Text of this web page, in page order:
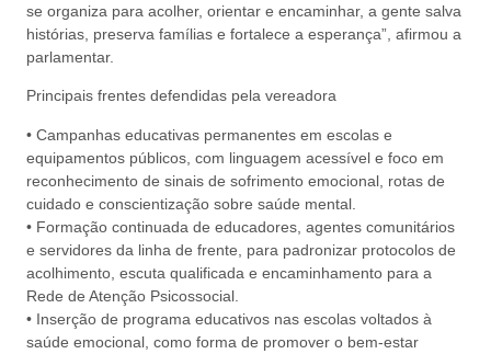
se organiza para acolher, orientar e encaminhar, a gente salva
histórias, preserva famílias e fortalece a esperança”, afirmou a
parlamentar.
Principais frentes defendidas pela vereadora
• Campanhas educativas permanentes em escolas e
equipamentos públicos, com linguagem acessível e foco em
reconhecimento de sinais de sofrimento emocional, rotas de
cuidado e conscientização sobre saúde mental.
• Formação continuada de educadores, agentes comunitários
e servidores da linha de frente, para padronizar protocolos de
acolhimento, escuta qualificada e encaminhamento para a
Rede de Atenção Psicossocial.
• Inserção de programa educativos nas escolas voltados à
saúde emocional, como forma de promover o bem-estar